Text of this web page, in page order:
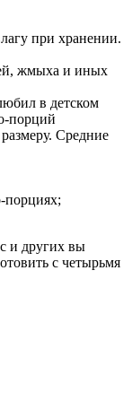
при хранении.
жмыха и иных
в детском
порций
Средние
порциях;
и других вы
с четырьмя